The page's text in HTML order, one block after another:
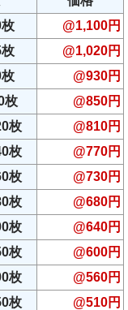
@1,100円
@1,020円
@930円
枚
@850円
枚
@810円
枚
@770円
枚
@730円
枚
@680円
枚
@640円
枚
@600円
枚
@560円
枚
@510円